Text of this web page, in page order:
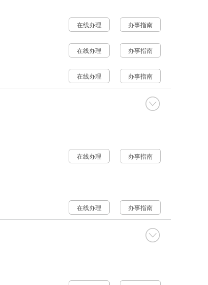
在线办理 办事指南
在线办理 办事指南
在线办理 办事指南
在线办理 办事指南
在线办理 办事指南